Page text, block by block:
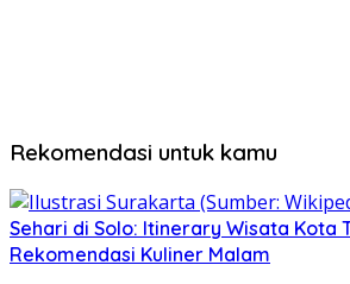
Rekomendasi untuk kamu
Sehari di Solo: Itinerary Wisata Kota
Rekomendasi Kuliner Malam